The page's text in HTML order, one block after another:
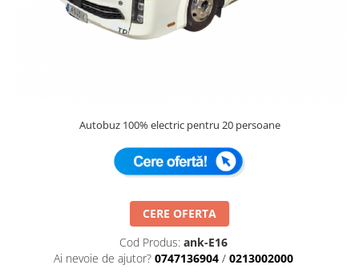
Autobuz 100% electric pentru 20 persoane
CERE OFERTA
Cod Produs: ank-E16
Ai nevoie de ajutor? 0747136904 / 0213002000